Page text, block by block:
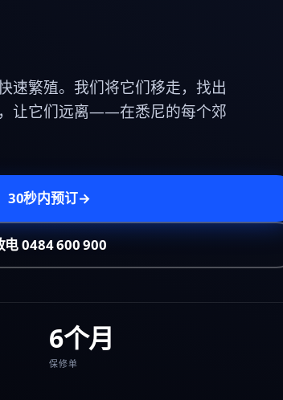
速繁殖。我们将它们移走，找出
让它们远离——在悉尼的每个郊
30秒内预订→
电 0484 600 900
6个月
保修单